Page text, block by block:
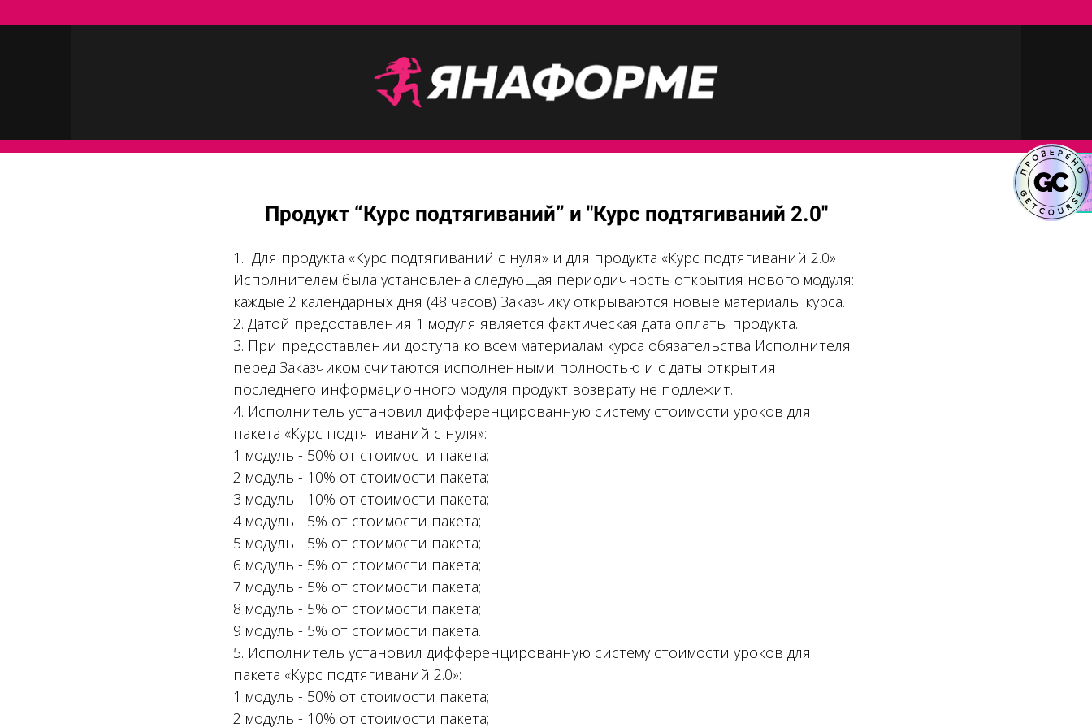
Продукт “Курс подтягиваний” и "Курс подтягиваний 2.0"
1. Для продукта «Курс подтягиваний с нуля» и для продукта «Курс подтягиваний 2.0»
Исполнителем была установлена следующая периодичность открытия нового модуля:
каждые 2 календарных дня (48 часов) Заказчику открываются новые материалы курса.
2. Датой предоставления 1 модуля является фактическая дата оплаты продукта.
3. При предоставлении доступа ко всем материалам курса обязательства Исполнителя
перед Заказчиком считаются исполненными полностью и с даты открытия
последнего информационного модуля продукт возврату не подлежит.
4. Исполнитель установил дифференцированную систему стоимости уроков для
пакета «Курс подтягиваний с нуля»:
1 модуль - 50% от стоимости пакета;
2 модуль - 10% от стоимости пакета;
3 модуль - 10% от стоимости пакета;
4 модуль - 5% от стоимости пакета;
5 модуль - 5% от стоимости пакета;
6 модуль - 5% от стоимости пакета;
7 модуль - 5% от стоимости пакета;
8 модуль - 5% от стоимости пакета;
9 модуль - 5% от стоимости пакета.
5. Исполнитель установил дифференцированную систему стоимости уроков для
пакета «Курс подтягиваний 2.0»:
1 модуль - 50% от стоимости пакета;
2 модуль - 10% от стоимости пакета;